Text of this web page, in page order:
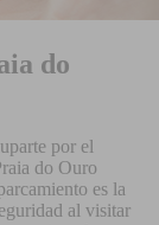
do
por el
do Ouro
es la
al visitar